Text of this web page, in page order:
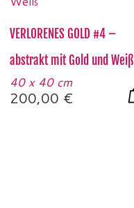
VERLORENES GOLD #4 –
abstrakt mit Gold und Weiß
40 x 40 cm
200,00 €